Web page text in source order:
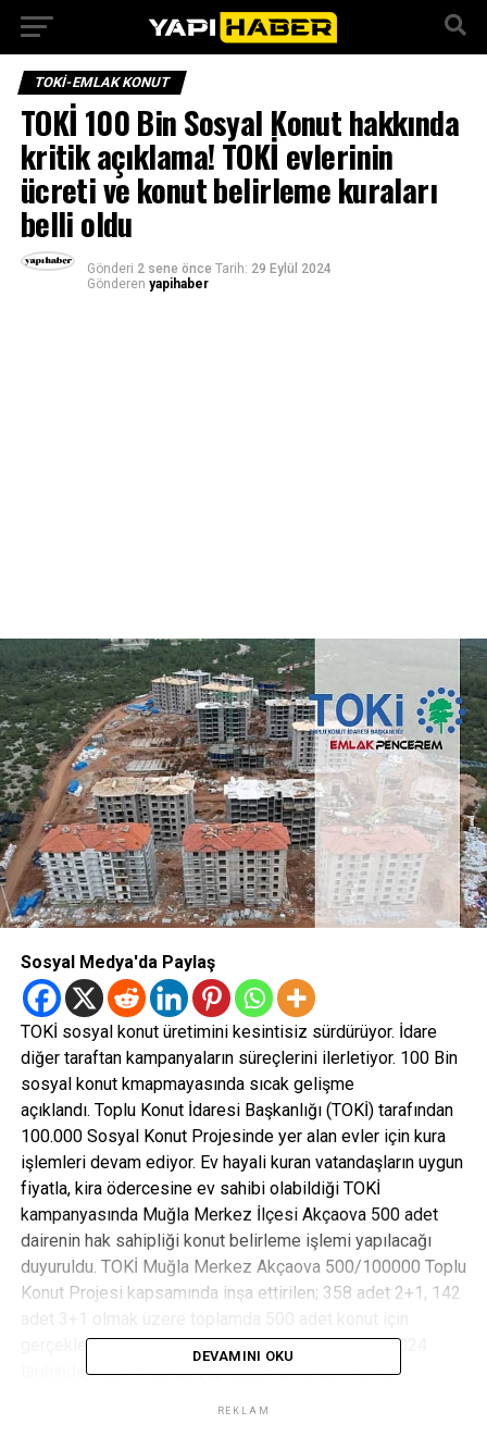
TOKI-EMLAK KONUT
TOKİ 100 Bin Sosyal Konut hakkında
kritik açıklama! TOKİ evlerinin
ücreti ve konut belirleme kuraları
belli oldu
Gönderi 2 sene önce Tarih: 29 Eylül 2024
Gönderen yapihaber
Sosyal Medya'da Paylaş
TOKİ sosyal konut üretimini kesintisiz sürdürüyor. İdare
diğer taraftan kampanyaların süreçlerini ilerletiyor. 100 Bin
sosyal konut kmapmayasında sıcak gelişme
açıklandı. Toplu Konut İdaresi Başkanlığı (TOKİ) tarafından
100.000 Sosyal Konut Projesinde yer alan evler için kura
işlemleri devam ediyor. Ev hayali kuran vatandaşların uygun
fiyatla, kira ödercesine ev sahibi olabildiği TOKİ
kampanyasında Muğla Merkez İlçesi Akçaova 500 adet
dairenin hak sahipliği konut belirleme işlemi yapılacağı
duyuruldu. TOKİ Muğla Merkez Akçaova 500/100000 Toplu
Konut Projesi kapsamında inşa ettirilen; 358 adet 2+1, 142
gerçekleştirilecek konut belirleme kurası 1 Ekim 2024
tarihinde Saat 14:00’de yapılacak.Konut belirleme
DEVAMINI OKU
REKLAM